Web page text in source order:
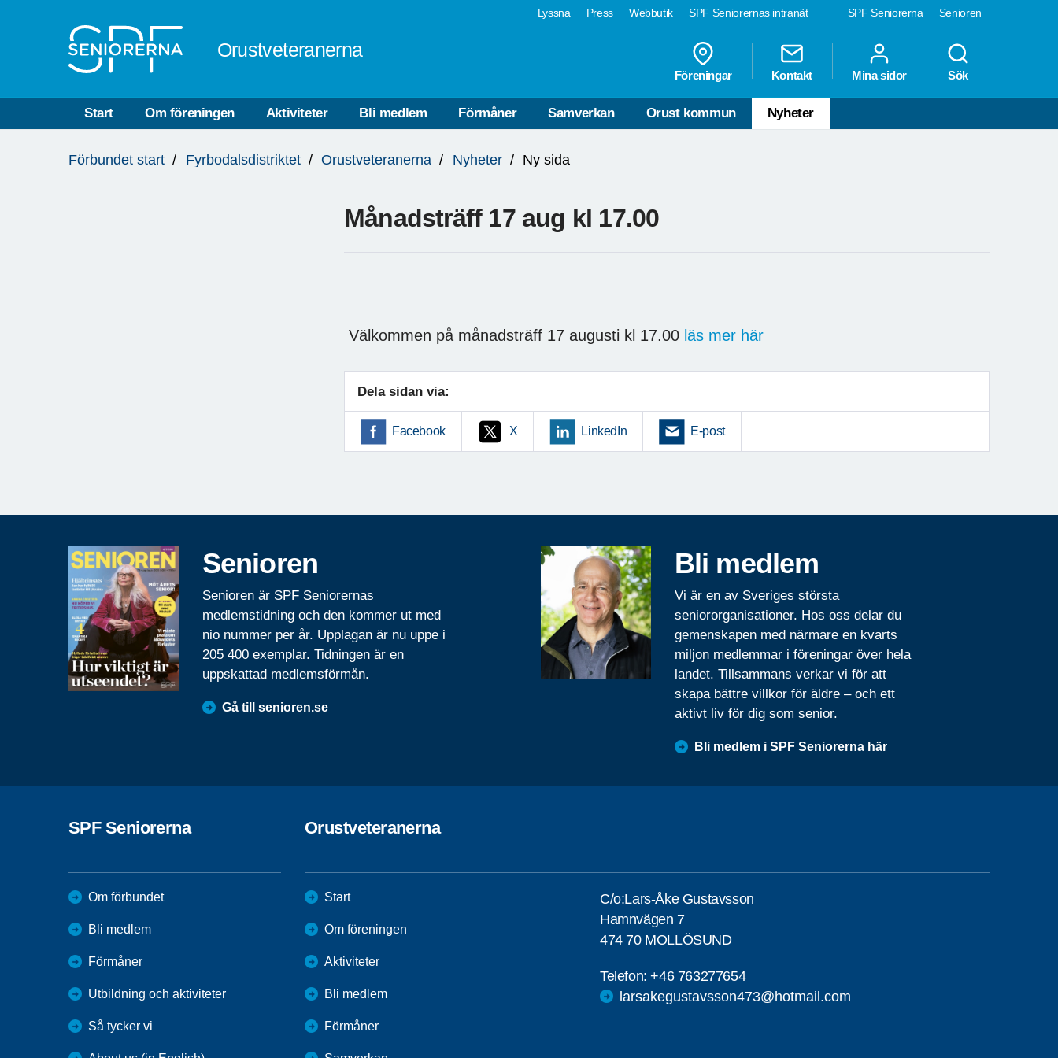
SPF Seniorerna Senioren
Lyssna Press Webbutik SPF Seniorernas intranät
Orustveteranerna
Föreningar Kontakt Mina sidor Sök
Start Om föreningen Aktiviteter Bli medlem Förmåner Samverkan Orust kommun Nyheter
är
Förbundet start Fyrbodalsdistriktet Orustveteranerna Nyheter Ny sida
Månadsträff 17 aug kl 17.00
Välkommen på månadsträff 17 augusti kl 17.00 läs mer här
Dela sidan via:
Facebook X LinkedIn E-post
Senioren
Senioren är SPF Seniorernas
medlemstidning och den kommer ut med
nio nummer per år. Upplagan är nu uppe i
205 400 exemplar. Tidningen är en
uppskattad medlemsförmån.
Gå till senioren.se
Bli medlem
Vi är en av Sveriges största
seniororganisationer. Hos oss delar du
gemenskapen med närmare en kvarts
miljon medlemmar i föreningar över hela
landet. Tillsammans verkar vi för att
skapa bättre villkor för äldre – och ett
aktivt liv för dig som senior.
Bli medlem i SPF Seniorerna här
SPF Seniorerna
Om förbundet
Bli medlem
Förmåner
Utbildning och aktiviteter
Så tycker vi
Orustveteranerna
Start
Om föreningen
Aktiviteter
Bli medlem
Förmåner
C/o:Lars-Åke Gustavsson
Hamnvägen 7
474 70 MOLLÖSUND
Telefon:+46 763277654
larsakegustavsson473@hotmail.com